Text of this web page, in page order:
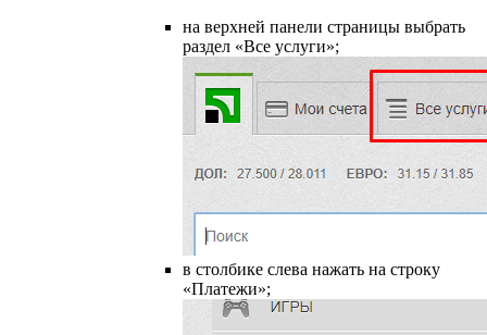
на верхней панели страницы выбрать
раздел «Все услуги»;
в столбике слева нажать на строку
«Платежи»;